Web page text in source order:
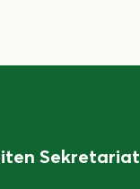
Sekretariat